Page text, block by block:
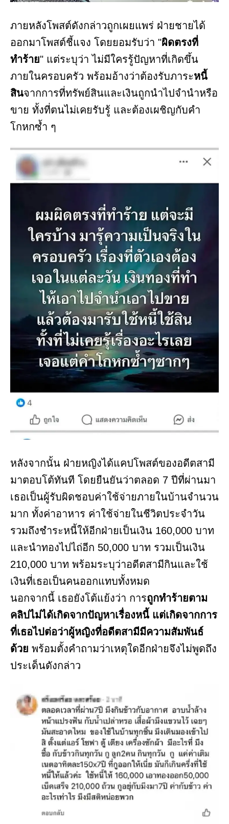
ภายหลังโพสต์ดังกล่าวถูกเผยแพร่ ฝ่ายชายได้
ออกมาโพสต์ชี้แจง โดยยอมรับว่า "ผิดตรงที่
ทำร้าย" แต่ระบุว่า ไม่มีใครรู้ปัญหาที่เกิดขึ้น
ภายในครอบครัว พร้อมอ้างว่าต้องรับภาระหนี้
สินจากการที่ทรัพย์สินและเงินถูกนำไปจำนำหรือ
ขาย ทั้งที่ตนไม่เคยรับรู้ และต้องเผชิญกับคำ
โกหกซ้ำ ๆ
หลังจากนั้น ฝ่ายหญิงได้แคปโพสต์ของอดีตสามี
มาตอบโต้ทันที โดยยืนยันว่าตลอด 7 ปีที่ผ่านมา
เธอเป็นผู้รับผิดชอบค่าใช้จ่ายภายในบ้านจำนวน
มาก ทั้งค่าอาหาร ค่าใช้จ่ายในชีวิตประจำวัน
รวมถึงชำระหนี้ให้อีกฝ่ายเป็นเงิน 160,000 บาท
และนำทองไปไถ่อีก 50,000 บาท รวมเป็นเงิน
210,000 บาท พร้อมระบุว่าอดีตสามีกินและใช้
เงินที่เธอเป็นคนออกแทบทั้งหมด
นอกจากนี้ เธอยังโต้แย้งว่า การถูกทำร้ายตาม
คลิปไม่ได้เกิดจากปัญหาเรื่องหนี้ แต่เกิดจากการ
ที่เธอไปต่อว่าผู้หญิงที่อดีตสามีมีความสัมพันธ์
ด้วย พร้อมตั้งคำถามว่าเหตุใดอีกฝ่ายจึงไม่พูดถึง
ประเด็นดังกล่าว